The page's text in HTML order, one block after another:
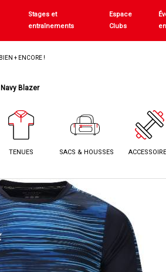
Stages et
entraînements
Espace
Clubs
+ ENCORE !
Blazer
TENUES SACS & HOUSSES